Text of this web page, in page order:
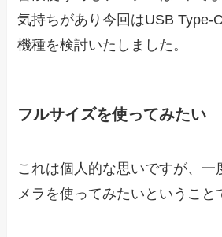
気持ちがあり今回はUSB Type-
機種を検討いたしました。
フルサイズを使ってみたい
これは個人的な思いですが、一
メラを使ってみたいということ